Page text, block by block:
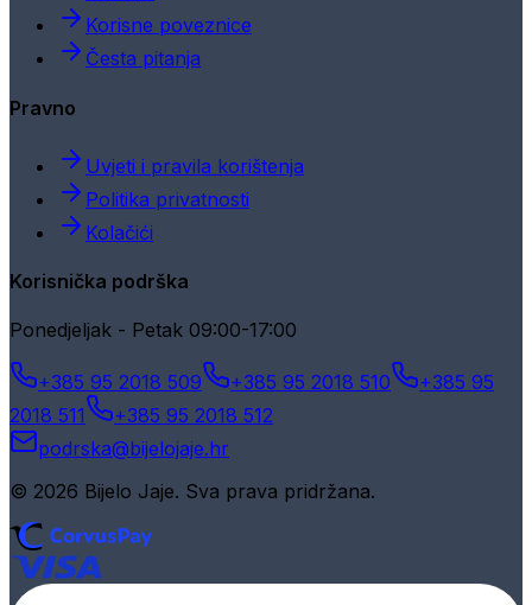
Korisne poveznice
Česta pitanja
Pravno
Uvjeti i pravila korištenja
Politika privatnosti
Kolačići
Korisnička podrška
Ponedjeljak - Petak 09:00-17:00
+385 95 2018 509 +385 95 2018 510
+385 95
2018 511
+385 95 2018 512
podrska@bijelojaje.hr
© 2026 Bijelo Jaje. Sva prava pridržana.